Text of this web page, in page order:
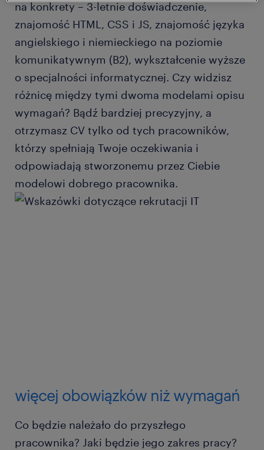
na konkrety – 3-letnie doświadczenie,
znajomość HTML, CSS i JS, znajomość języka
angielskiego i niemieckiego na poziomie
komunikatywnym (B2), wykształcenie wyższe
o specjalności informatycznej. Czy widzisz
różnicę między tymi dwoma modelami opisu
wymagań? Bądź bardziej precyzyjny, a
otrzymasz CV tylko od tych pracowników,
którzy spełniają Twoje oczekiwania i
odpowiadają stworzonemu przez Ciebie
modelowi dobrego pracownika.
więcej obowiązków niż wymagań
Co będzie należało do przyszłego
pracownika? Jaki będzie jego zakres pracy?